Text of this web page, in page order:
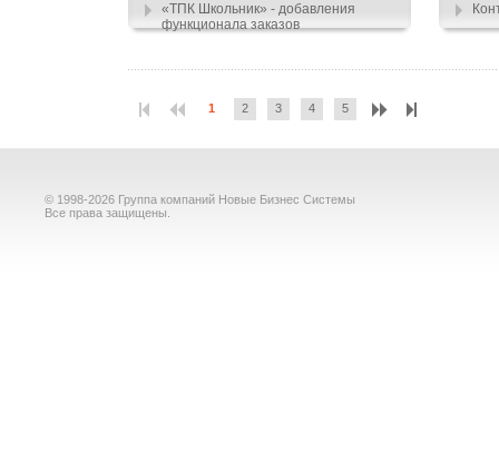
«ТПК Школьник» - добавления
функционала заказов
1 2 3 4 5
© 1998-2026 Группа компаний Новые Бизнес Системы
Все права защищены.